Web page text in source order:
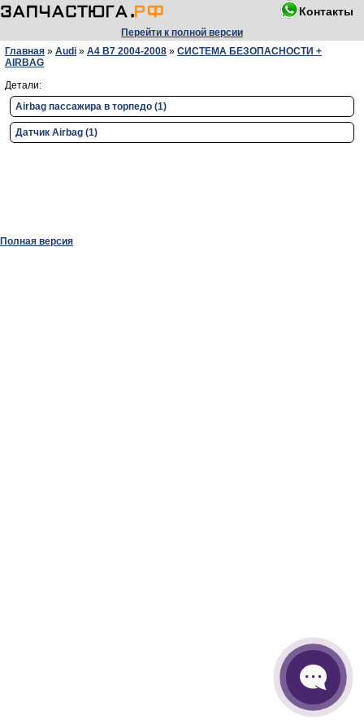
Контакты
Перейти к полной версии
Главная » Audi » A4 B7 2004-2008 » СИСТЕМА БЕЗОПАСНОСТИ +
AIRBAG
Детали:
Airbag пассажира в торпедо (1)
Датчик Airbag (1)
Полная версия